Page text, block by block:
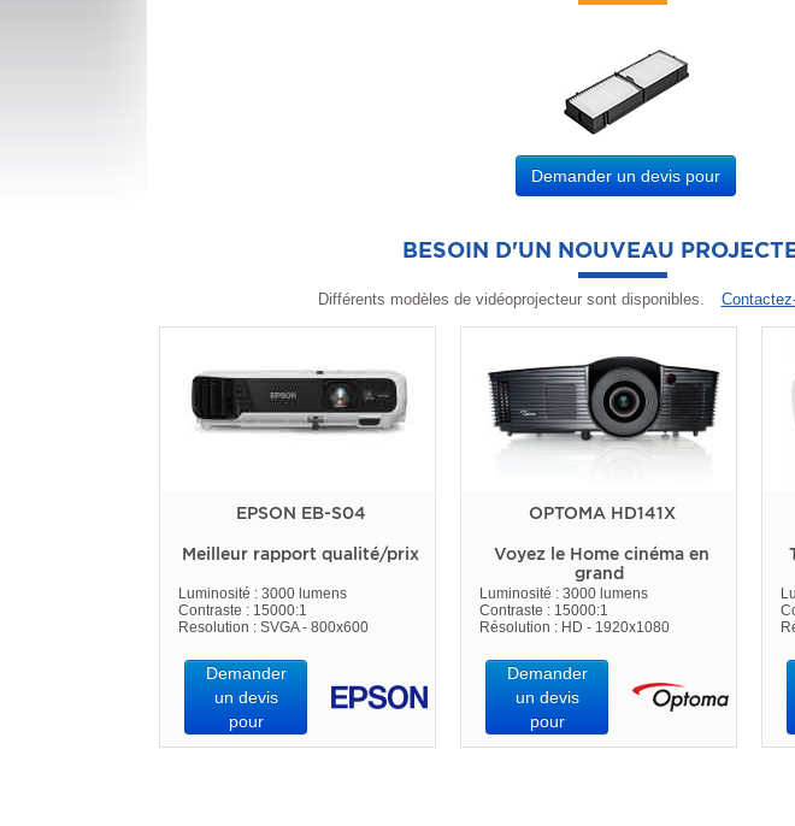
Demander un devis pour
BESOIN D'UN NOUVEAU
Différents modèles de vidéoprojecteur sont disponibles.
EPSON EB-S04
Meilleur rapport qualité/prix
Luminosité : 3000 lumens
Contraste : 15000:1
Resolution : SVGA - 800x600
Demander
un devis
pour
OPTOMA HD141X
Voyez le Home cinéma en
grand
Luminosité : 3000 lumens
Contraste : 15000:1
Résolution : HD - 1920x1080
Demander
un devis
pour